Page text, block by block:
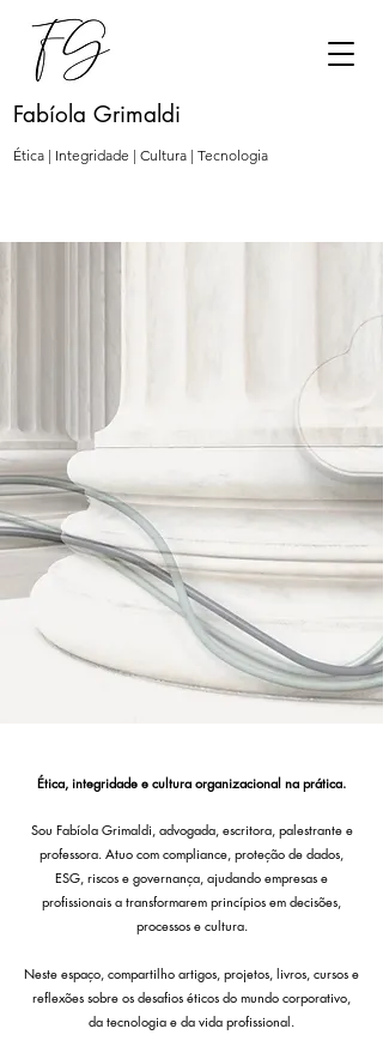
Fabíola Grimaldi
Ética | Integridade | Cultura | Tecnologia
Ética, integridade e cultura organizacional na prática.
Sou Fabíola Grimaldi, advogada, escritora, palestrante e
professora. Atuo com compliance, proteção de dados,
ESG, riscos e governança, ajudando empresas e
profissionais a transformarem princípios em decisões,
processos e cultura.
Neste espaço, compartilho artigos, projetos, livros, cursos e
reflexões sobre os desafios éticos do mundo corporativo,
da tecnologia e da vida profissional.